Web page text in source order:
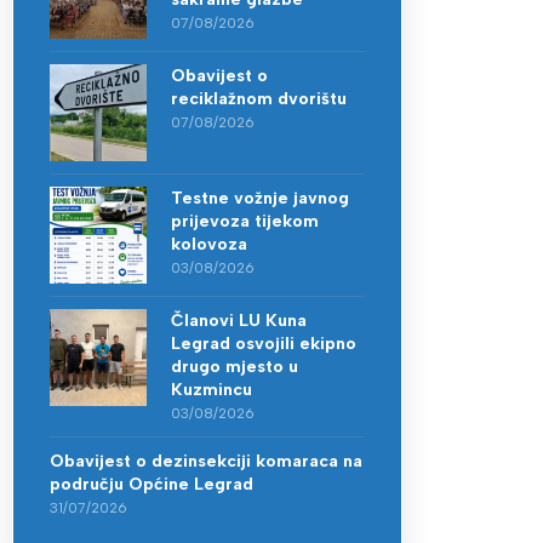
07/08/2026
Obavijest o
reciklažnom dvorištu
07/08/2026
Testne vožnje javnog
prijevoza tijekom
kolovoza
03/08/2026
Članovi LU Kuna
Legrad osvojili ekipno
drugo mjesto u
Kuzmincu
03/08/2026
Obavijest o dezinsekciji komaraca na
području Općine Legrad
31/07/2026